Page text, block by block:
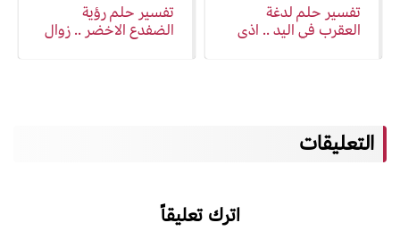
تفسير حلم لدغة
العقرب في اليد .. اذى
تفسير حلم رؤية
الضفدع الاخضر .. زوال
التعليقات
اترك تعليقاً